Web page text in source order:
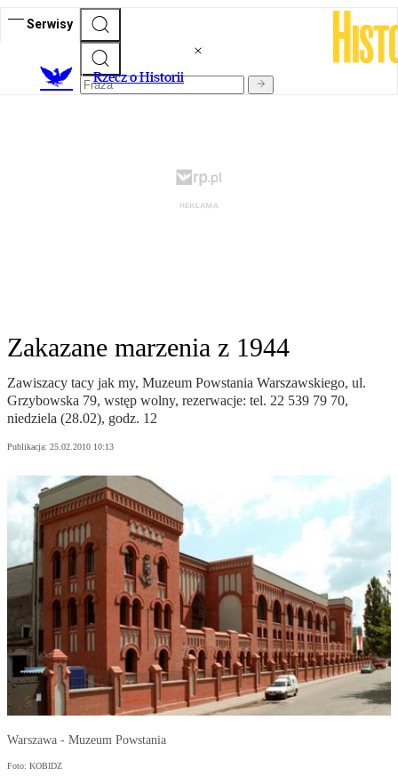
Serwisy
Rzecz o Historii
Zakazane marzenia z 1944
Zawiszacy tacy jak my, Muzeum Powstania Warszawskiego, ul.
Grzybowska 79, wstęp wolny, rezerwacje: tel. 22 539 79 70,
niedziela (28.02), godz. 12
Publikacja: 25.02.2010 10:13
Warszawa - Muzeum Powstania
Foto: KOBIDZ